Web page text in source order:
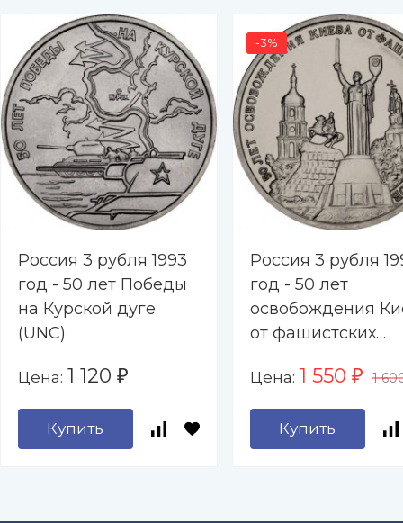
Россия 3 рубля 1993
год - 50 лет Победы
на Курской дуге
(UNC)
Цена: 1 120 ₽
Купить
-3%
Россия 3 рубля
год - 50 лет
освобождения
от фашистских
Цена: 1 550 ₽ 1
Купить